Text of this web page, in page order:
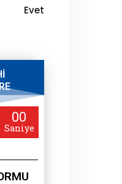
Evet
00
Saniye